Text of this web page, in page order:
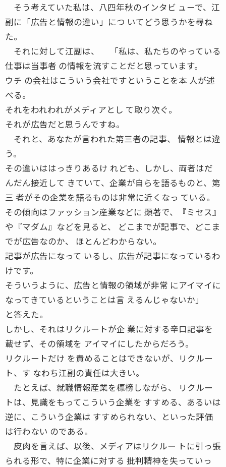
そう考えていた私は、八四年秋のインタビ ューで、江
副に「広告と情報の違い」につ いてどう思うかを尋ね
た。
それに対して江副は、 「私は、私たちのやっている
仕事は当事者 の情報を流すことだと思っています。
ウチ の会社はこういう会社ですということを本 人が述
べる。
それをわれわれがメディアとし て取り次ぐ。
それが広告だと思うんですね。
それと、あなたが言われた第三者の記事、 情報とは違
う。
その違いははっきりあるけ れども、しかし、両者はだ
んだん接近して きていて、企業が自らを語るものと、第
三 者がその企業を語るものは非常に近くなっ ている。
その傾向はファッション産業などに 顕著で、『ミセス』
や『マダム』などを見ると、 どこまでが記事で、どこま
でが広告なのか、 ほとんどわからない。
記事が広告になって いるし、広告が記事になっているわ
けです。
そういうように、広告と情報の領域が非常 にアイマイに
なってきているということは言 えるんじゃないか」
と答えた。
しかし、それはリクルートが企 業に対する辛口記事を
載せず、その領域を アイマイにしたからだろう。
リクルートだけ を責めることはできないが、リクルー
ト、す なわち江副の責任は大きい。
たとえば、就職情報産業を標榜しながら、 リクルー
トは、見識をもってこういう企業を すすめる、あるいは
逆に、こういう企業は すすめられない、といった評価
は行わない のである。
皮肉を言えば、以後、メディアはリクルー トに引っ張
られる形で、特に企業に対する 批判精神を失っていっ